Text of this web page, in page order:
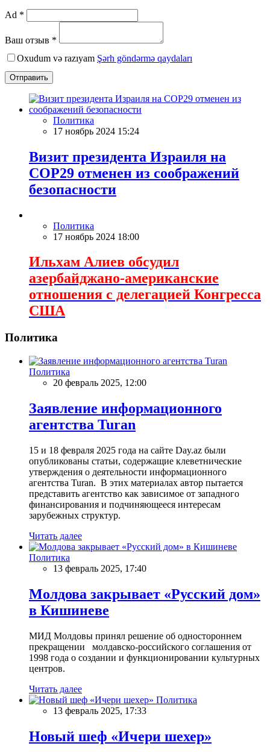
Ad *
Ваш отзыв *
Oxudum və razıyam Şərh göndərmə qaydaları
Отправить
Политика
17 ноябрь 2024 15:24
Визит президента Израиля на
COP29 отменен из соображений
безопасности
Политика
17 ноябрь 2024 18:00
Ильхам Алиев обсудил
азербайджано-американские
отношения с делегацией Конгресса
США
Политика
Политика
20 февраль 2025, 12:00
Заявление информационного
агентства Turan
15 и 18 февраля 2025 года на сайте Day.az были
опубликованы статьи, содержащие клеветнические
утверждения о деятельности информационного
агентства Turan. В этих материалах автор пытается
представить агентство как зависимое от западного
финансирования и подчиняющееся интересам
зарубежных структур.
Читать далее
Политика
13 февраль 2025, 17:40
Молдова закрывает «Русский дом»
в Кишиневе
МИД Молдовы принял решение об одностороннем
прекращении молдавско-российского соглашения от
1998 года о создании и функционировании культурных
центров.
Читать далее
Политика
13 февраль 2025, 17:33
Новый шеф «Ичери шехер»